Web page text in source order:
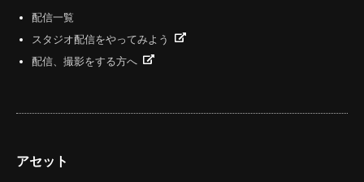
配信一覧
スタジオ配信をやってみよう
配信、撮影をする方へ
アセット